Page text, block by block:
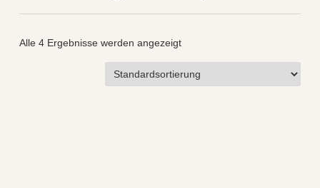
Alle 4 Ergebnisse werden angezeigt